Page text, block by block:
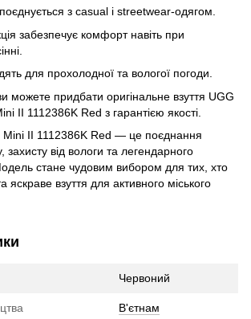
з casual і streetwear-одягом.
забезпечує комфорт навіть при
для прохолодної та вологої погоди.
можете придбати оригінальне взуття UGG
II 1112386K Red з гарантією якості.
Mini II 1112386K Red — це поєднання
захисту від вологи та легендарного
стане чудовим вибором для тих, хто
яскраве взуття для активного міського
Червоний
В'єтнам